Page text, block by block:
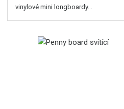
vinylové mini longboardy...